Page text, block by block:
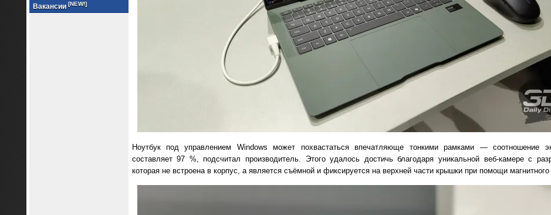
Вакансии [NEW!]
Ноутбук под управлением Windows может похвастаться впечатляюще тонкими рамками — соотношение
составляет 97 %, подсчитал производитель. Этого удалось достичь благодаря уникальной веб-камере с
которая не встроена в корпус, а является съёмной и фиксируется на верхней части крышки при помощи магнитного